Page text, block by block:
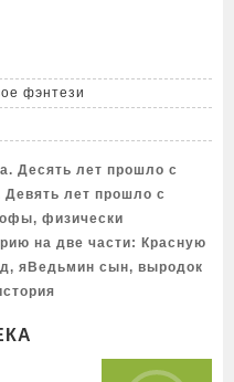
фэнтези
Десять лет прошло с
Девять лет прошло с
физически
на две части: Красную
яВедьмин сын, выродок